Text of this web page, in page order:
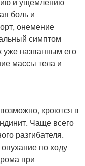
боль и
онемение
симптом
уже названным его
массы тела и
кроются в
Чаще всего
разгибателя.
по ходу
при